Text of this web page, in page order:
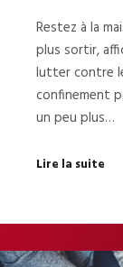
Restez à la
plus sortir,
lutter contre
confinement
un peu plus…
Lire la suite